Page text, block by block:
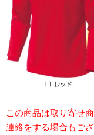
この商品は取り寄せ
連絡をする場合もご